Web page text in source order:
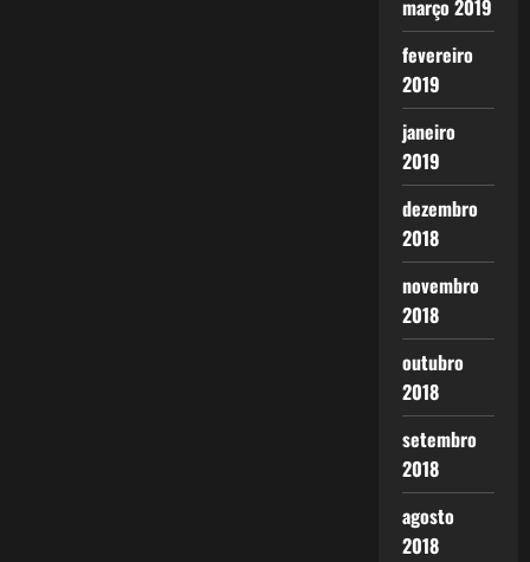
março 2019
fevereiro
2019
janeiro
2019
dezembro
2018
novembro
2018
outubro
2018
setembro
2018
agosto
2018